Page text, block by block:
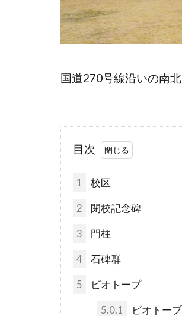
国道270号線沿いの南
目次
1 校区
2 閉校記念碑
3 門柱
4 石碑群
5 ビオトープ
5.0.1 ビオトー